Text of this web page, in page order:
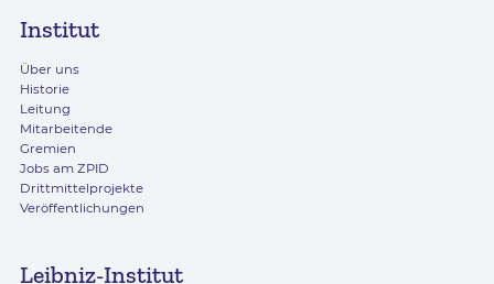
Institut
Über uns
Historie
Leitung
Mitarbeitende
Gremien
Jobs am ZPID
Drittmittelprojekte
Veröffentlichungen
Leibniz-Institut